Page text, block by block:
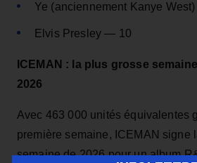
Ye (anciennement Kanye
Elvis Presley — 10
ICEMAN : la plus grosse
2026
Avec 463 000 unités équivalentes
première semaine, ICEMAN signe
semaine de 2026 pour un album